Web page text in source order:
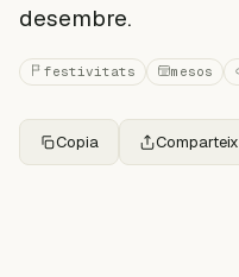
desembre.
festivitats mesos
Copia Comparteix